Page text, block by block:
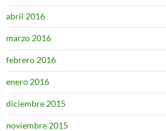
abril 2016
marzo 2016
febrero 2016
enero 2016
diciembre 2015
noviembre 2015